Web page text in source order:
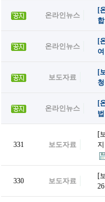
온라인뉴스
[
온라인뉴스
[
보도자료
[
온라인뉴스
[
331 보도자료
[
330 보도자료
[